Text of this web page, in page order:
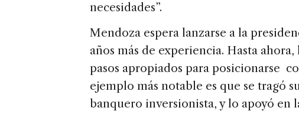
necesidades”.
Mendoza espera lanzarse a la
años más de experiencia. Hasta
pasos apropiados para posicionarse
ejemplo más notable es que se tragó
banquero inversionista, y lo apoyó en